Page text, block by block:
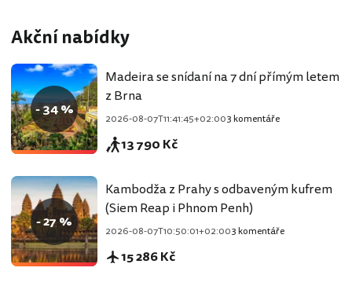
Akční nabídky
- 34 %
Madeira se snídaní na 7 dní přímým letem
z Brna
2026-08-07T11:41:45+02:003 komentáře
13 790 Kč
- 27 %
Kambodža z Prahy s odbaveným kufrem
(Siem Reap i Phnom Penh)
2026-08-07T10:50:01+02:003 komentáře
15 286 Kč